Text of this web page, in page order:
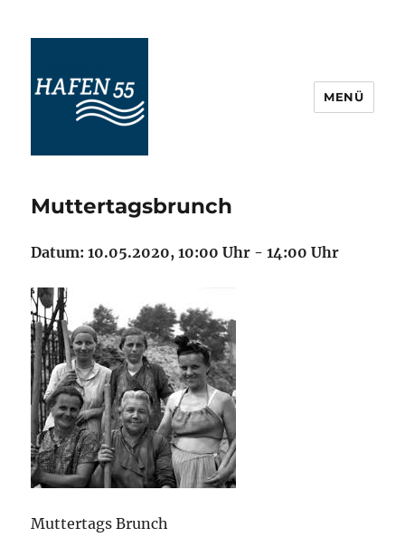
Ostfriesland
MENÜ
Muttertagsbrunch
Datum: 10.05.2020, 10:00 Uhr - 14:00 Uhr
Muttertags Brunch